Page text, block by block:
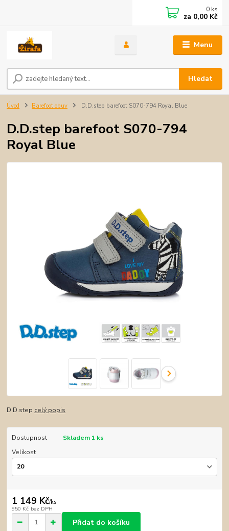
Menu
Hledat
0 ks
za 0,00 Kč
Úvod Barefoot obuv D.D.step barefoot S070-794 Royal Blue
D.D.step barefoot S070-794
Royal Blue
D.D.step celý popis
Dostupnost
Skladem 1 ks
Velikost
1 149 Kč/ks
950 Kč bez DPH
Přidat do košíku